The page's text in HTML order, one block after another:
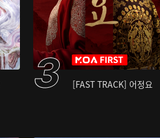
[FAST TRACK] 어정요